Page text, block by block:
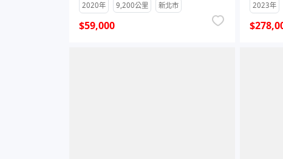
2020年 9,200公里 新北市
$59,000
2023年